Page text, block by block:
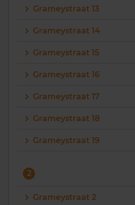
088 220 4200
Maandag t/m vrijdag - 08:00 -18:00
Grameystraat 13
Grameystraat 14
Grameystraat 15
Grameystraat 16
Grameystraat 17
Grameystraat 18
Grameystraat 19
2
Grameystraat 2